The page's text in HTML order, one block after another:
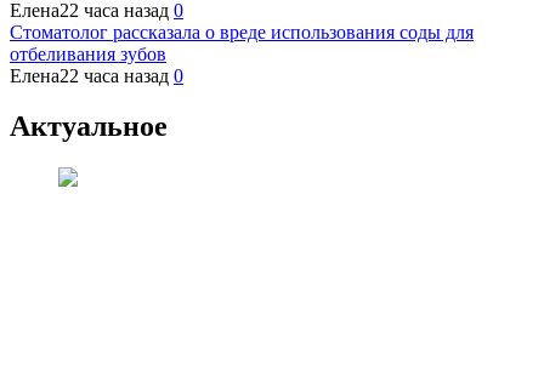
Елена22 часа назад 0
Стоматолог рассказала о вреде использования соды для
отбеливания зубов
Елена22 часа назад 0
Актуальное